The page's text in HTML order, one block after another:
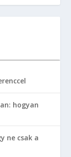
hogyan
ne csak a